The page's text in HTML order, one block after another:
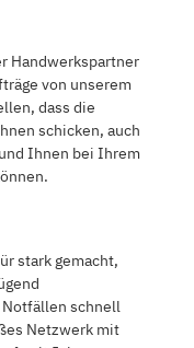
Handwerkspartner
von unserem
dass die
schicken, auch
Ihnen bei Ihrem
stark gemacht,
schnell
Netzwerk mit